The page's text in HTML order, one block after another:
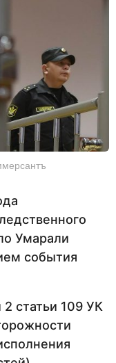
Умарали
события
статьи 109 УК